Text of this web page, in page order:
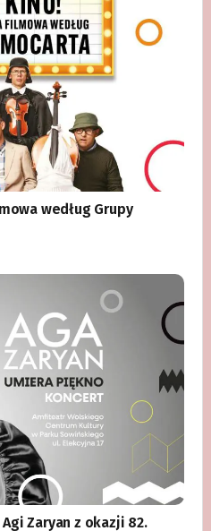
według Grupy
Zaryan z okazji 82.